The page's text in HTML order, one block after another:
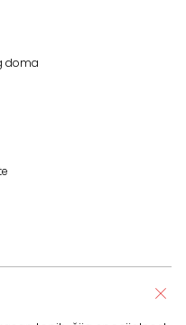
doma